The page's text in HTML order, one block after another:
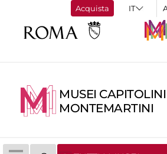
Acquista
MUSEI
MONTEMARTINI